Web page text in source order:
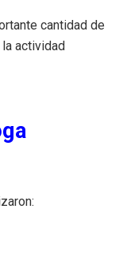
cantidad de
actividad